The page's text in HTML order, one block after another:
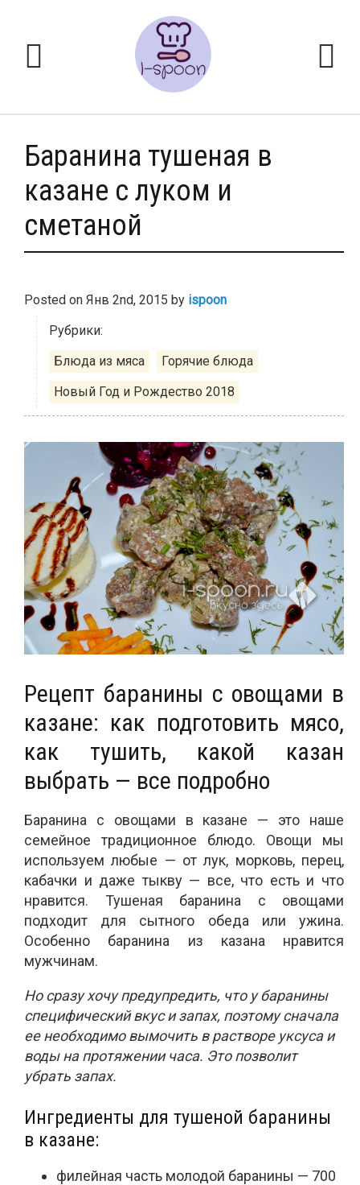
Баранина тушеная в
казане с луком и
сметаной
Posted on Янв 2nd, 2015 by ispoon
Рубрики:
Блюда из мяса
Горячие блюда
Новый Год и Рождество 2018
Рецепт баранины с овощами в
казане: как подготовить мясо,
как тушить, какой казан
выбрать — все подробно
Баранина с овощами в казане — это наше
семейное традиционное блюдо. Овощи мы
используем любые — от лук, морковь, перец,
кабачки и даже тыкву — все, что есть и что
нравится. Тушеная баранина с овощами
подходит для сытного обеда или ужина.
Особенно баранина из казана нравится
мужчинам.
Но сразу хочу предупредить, что у баранины
специфический вкус и запах, поэтому сначала
ее необходимо вымочить в растворе уксуса и
воды на протяжении часа. Это позволит
убрать запах.
Ингредиенты для тушеной баранины
в казане:
филейная часть молодой баранины — 700